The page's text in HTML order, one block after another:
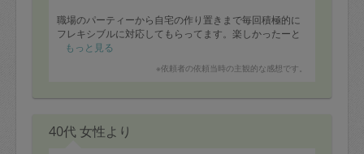
職場のパーティーから自宅の作り置きまで毎回積極的に
フレキシブルに対応してもらってます。楽しかったーと
言って帰っていくkanagonさん♪
もっと見る
※依頼者の依頼当時の主観的な感想です。
40代 女性より